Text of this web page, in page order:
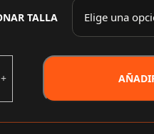
TALLA